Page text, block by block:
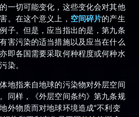
一切可能变化，这些变化会对其他
。在这个意义上， 空间碎片的产生
子。但是，应当指出的是，第九条
害污染的适当措施以及应当在什么
即各国需要采取何种程度或何种水
染。
地指来自地球的污染物对外层空间
同样，《外层空间条约》第九条规
外物质而对地球环境造成“不利变